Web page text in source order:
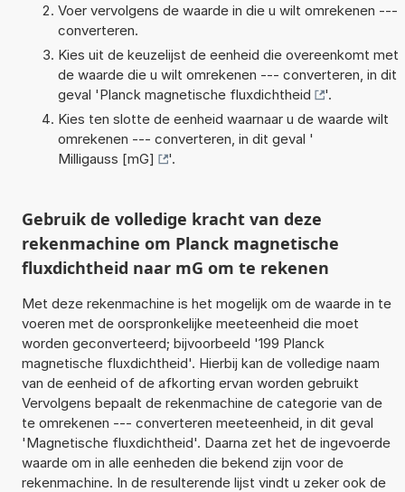
Voer vervolgens de waarde in die u wilt omrekenen ---
converteren.
Kies uit de keuzelijst de eenheid die overeenkomt met
de waarde die u wilt omrekenen --- converteren, in dit
geval 'Planck magnetische fluxdichtheid
'.
Kies ten slotte de eenheid waarnaar u de waarde wilt
omrekenen --- converteren, in dit geval '
Milligauss [mG]
'.
Gebruik de volledige kracht van deze
rekenmachine om Planck magnetische
fluxdichtheid naar mG om te rekenen
Met deze rekenmachine is het mogelijk om de waarde in te
voeren met de oorspronkelijke meeteenheid die moet
worden geconverteerd; bijvoorbeeld '199 Planck
magnetische fluxdichtheid'. Hierbij kan de volledige naam
van de eenheid of de afkorting ervan worden gebruikt
Vervolgens bepaalt de rekenmachine de categorie van de
te omrekenen --- converteren meeteenheid, in dit geval
'Magnetische fluxdichtheid'. Daarna zet het de ingevoerde
waarde om in alle eenheden die bekend zijn voor de
rekenmachine. In de resulterende lijst vindt u zeker ook de